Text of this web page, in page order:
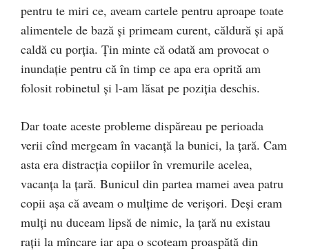
pentru te miri ce, aveam cartele pentru aproape toate
alimentele de bază și primeam curent, căldură și apă
caldă cu porția. Țin minte că odată am provocat o
inundație pentru că în timp ce apa era oprită am
folosit robinetul și l-am lăsat pe poziția deschis.
Dar toate aceste probleme dispăreau pe perioada
verii cînd mergeam în vacanță la bunici, la țară. Cam
asta era distracția copiilor în vremurile acelea,
vacanța la țară. Bunicul din partea mamei avea patru
copii așa că aveam o mulțime de verișori. Deși eram
mulți nu duceam lipsă de nimic, la țară nu existau
rații la mîncare iar apa o scoteam proaspătă din